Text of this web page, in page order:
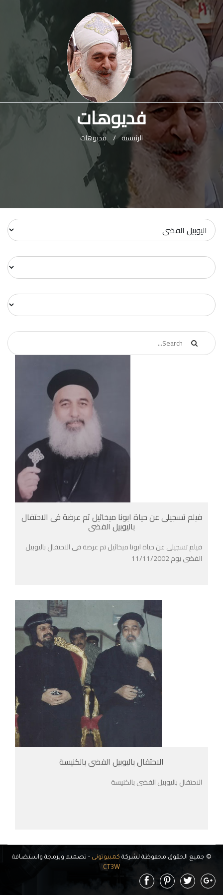
فديوهات
الرئيسية / فديوهات
فيلم تسجيلى عن حياة ابونا ميخائيل تم عرضة فى الاحتفال
باليوبيل الفضى
فيلم تسجيلى عن حياة ابونا ميخائيل تم عرضة فى الاحتفال باليوبيل
الفضى يوم 11/11/2002
الاحتفال باليوبيل الفضى بالكنيسة
الاحتفال باليوبيل الفضى بالكنيسة
© جميع الحقوق محفوظة لشركة كمبيوتونى- تصميم وبرمجة واستضافة
CT3W